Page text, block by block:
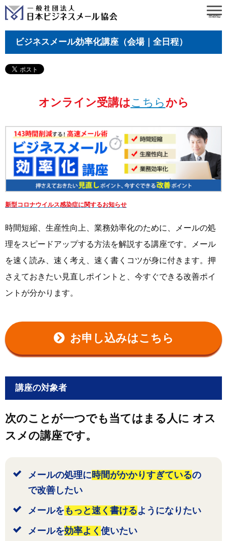
menu
ビジネスメール効率化講座（会場｜全日程）
オンライン受講はこちら から
新型コロナウイルス感染症に関するお知らせ
時間短縮、生産性向上、業務効率化のために、メールの処
理をスピードアップする方法を解説する講座です。メール
を速く読み、速く考え、速く書くコツが身に付きます。押
さえておきたい見直しポイントと、今すぐできる改善ポイ
ントが分かります。
お申し込みはこちら
講座の対象者
次のことが一つでも当てはまる人に オス
スメの講座です。
メールの処理に 時間がかかりすぎているの
で改善したい
メールを もっと速く書けるようになりたい
メールを効率よく 使いたい